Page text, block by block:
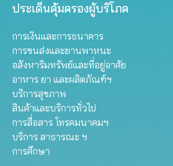
ประเด็นคุ้มครองผู้บริโภค
การเงินและการธนาคาร
การขนส่งและยานพาหนะ
อสังหาริมทรัพย์และที่อยู่อาศัย
อาหาร ยา และผลิตภัณฑ์ฯ
บริการสุขภาพ
สินค้าและบริการทั่วไป
การสื่อสาร โทรคมนาคมฯ
บริการ สาธารณะ ฯ
การศึกษา